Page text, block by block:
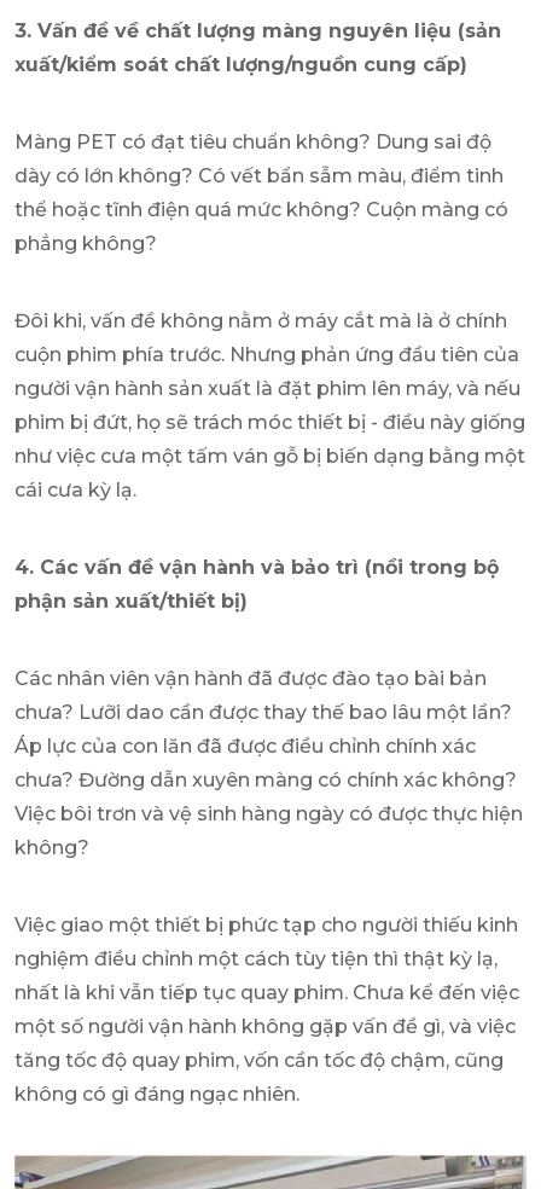
3. Vấn đề về chất lượng màng nguyên liệu (sản
xuất/kiểm soát chất lượng/nguồn cung cấp)
Màng PET có đạt tiêu chuẩn không? Dung sai độ
dày có lớn không? Có vết bẩn sẫm màu, điểm tinh
thể hoặc tĩnh điện quá mức không? Cuộn màng có
phẳng không?
Đôi khi, vấn đề không nằm ở máy cắt mà là ở chính
cuộn phim phía trước. Nhưng phản ứng đầu tiên của
người vận hành sản xuất là đặt phim lên máy, và nếu
phim bị đứt, họ sẽ trách móc thiết bị - điều này giống
như việc cưa một tấm ván gỗ bị biến dạng bằng một
cái cưa kỳ lạ.
4. Các vấn đề vận hành và bảo trì (nồi trong bộ
phận sản xuất/thiết bị)
Các nhân viên vận hành đã được đào tạo bài bản
chưa? Lưỡi dao cần được thay thế bao lâu một lần?
Áp lực của con lăn đã được điều chỉnh chính xác
chưa? Đường dẫn xuyên màng có chính xác không?
Việc bôi trơn và vệ sinh hàng ngày có được thực hiện
không?
Việc giao một thiết bị phức tạp cho người thiếu kinh
nghiệm điều chỉnh một cách tùy tiện thì thật kỳ lạ,
nhất là khi vẫn tiếp tục quay phim. Chưa kể đến việc
một số người vận hành không gặp vấn đề gì, và việc
tăng tốc độ quay phim, vốn cần tốc độ chậm, cũng
không có gì đáng ngạc nhiên.